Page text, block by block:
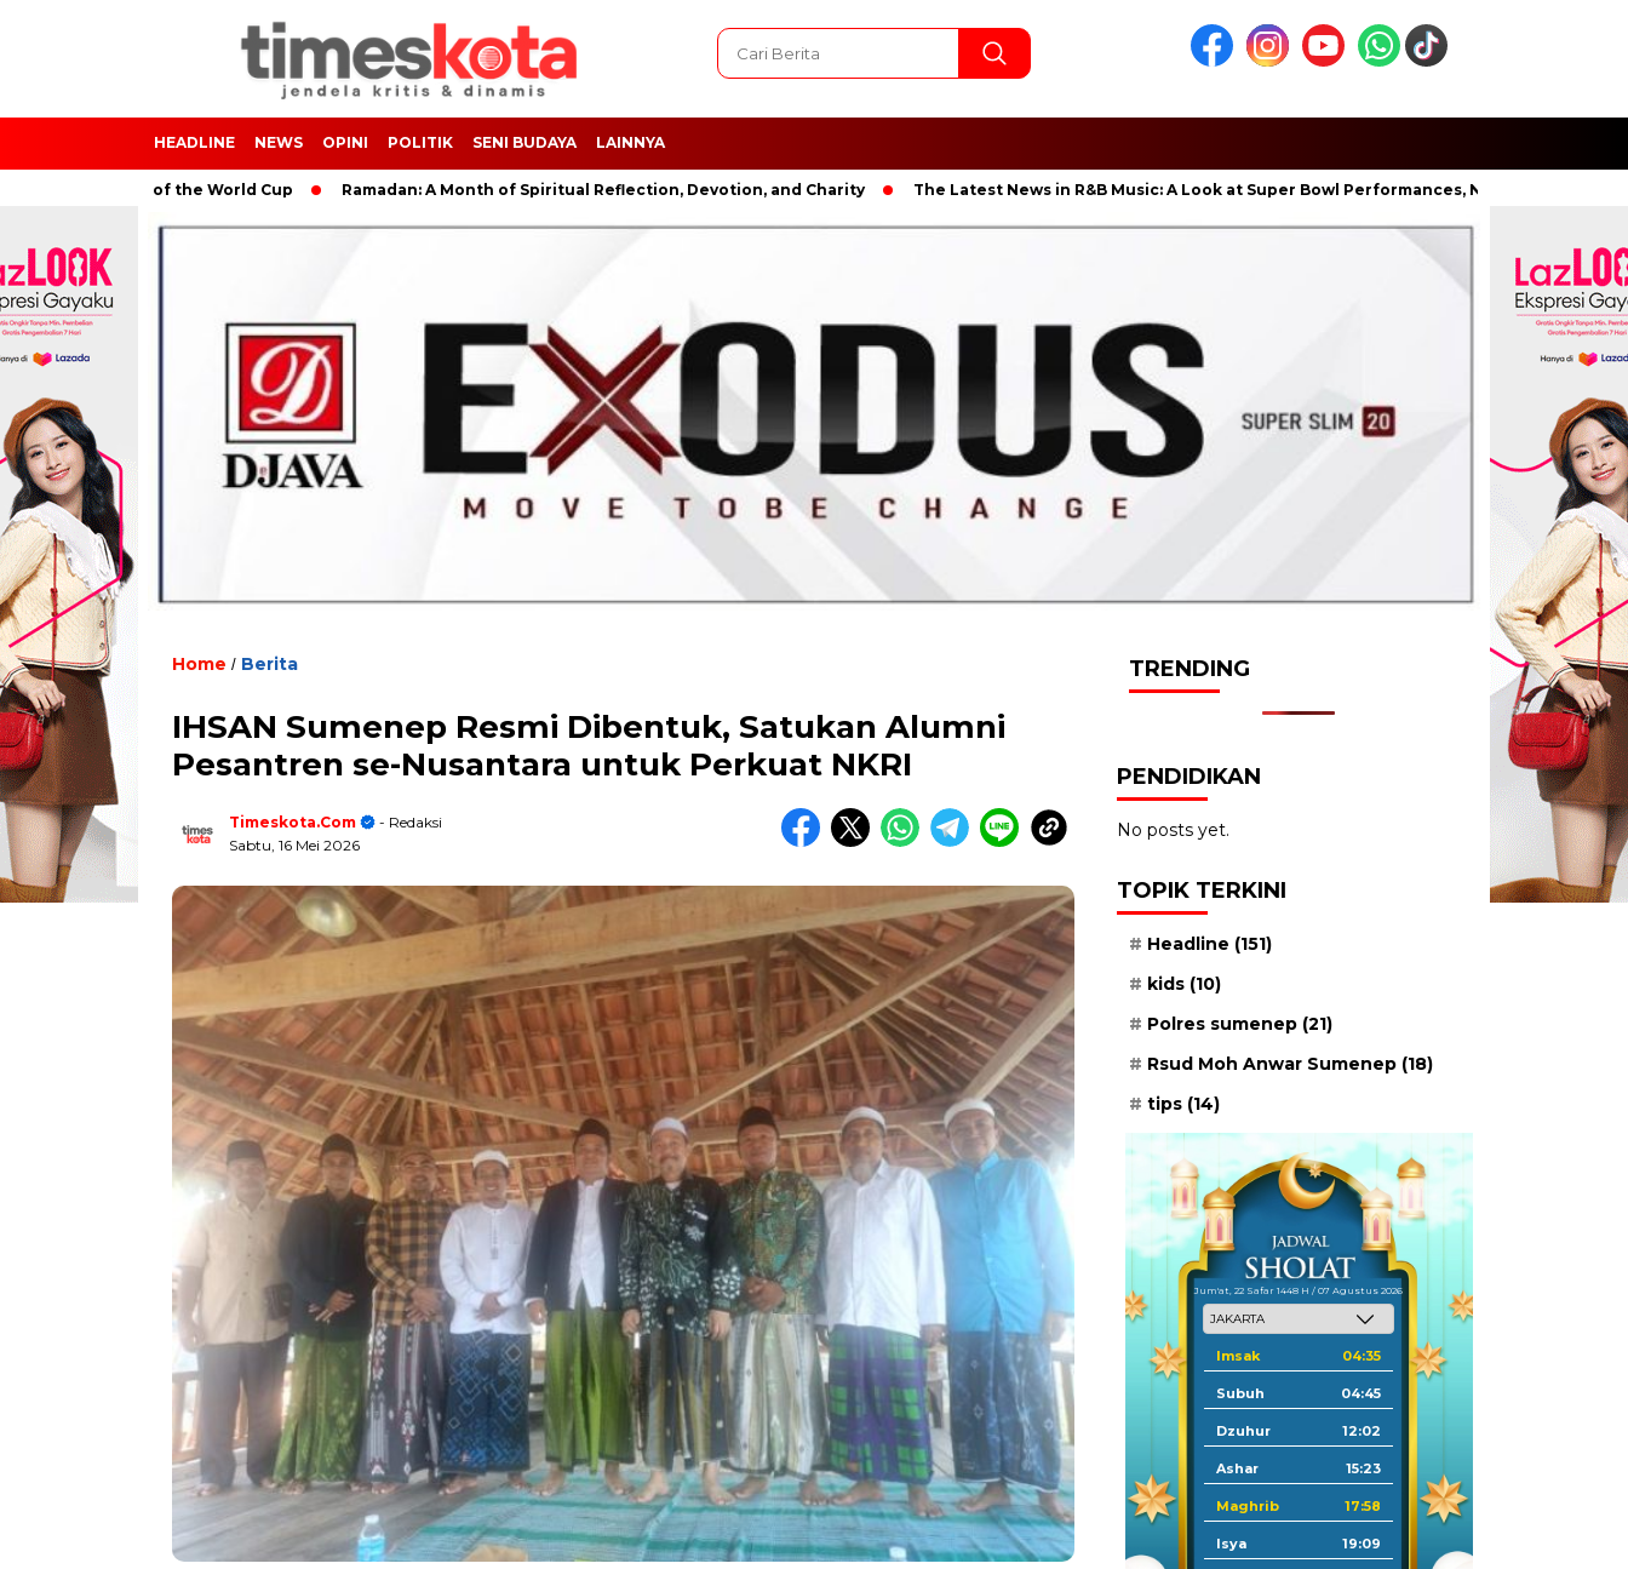
HEADLINE NEWS OPINI POLITIK SENI BUDAYA LAINNYA
of the World Cup Ramadan: A Month of Spiritual Reflection, Devotion, and Charity The Latest News in R&B Music: A Look at Super Bowl Performances, New Albums, Rising Stars,
Home / Berita
IHSAN Sumenep Resmi Dibentuk, Satukan Alumni
Pesantren se-Nusantara untuk Perkuat NKRI
Timeskota.com
- Redaksi
Sabtu, 16 Mei 2026
TRENDING
PENDIDIKAN
No posts yet.
TOPIK TERKINI
Headline (151)
kids (10)
Polres sumenep (21)
Rsud Moh Anwar Sumenep (18)
tips (14)
Jum'at, 22 Safar 1448 H / 07 Agustus 2026
Imsak 04:35
Subuh 04:45
Dzuhur 12:02
Ashar 15:23
Maghrib 17:58
Isya 19:09